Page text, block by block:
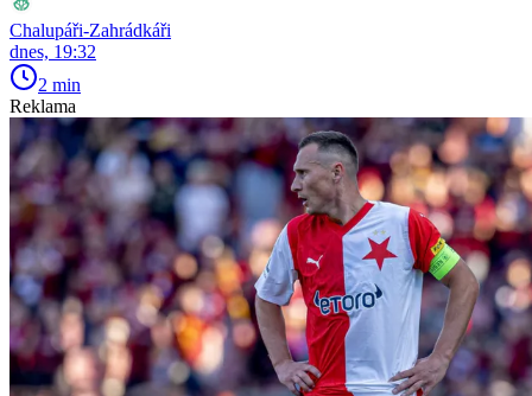
Chalupáři-Zahrádkáři
dnes, 19:32
2 min
Reklama